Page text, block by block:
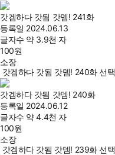
갓겜하다 갓됨 갓뎀! 241화
등록일 2024.06.13
글자수 약 3.9천 자
100원
소장
갓겜하다 갓됨 갓뎀! 240화 선택
갓겜하다 갓됨 갓뎀! 240화
등록일 2024.06.12
글자수 약 4.4천 자
100원
소장
갓겜하다 갓됨 갓뎀! 239화 선택